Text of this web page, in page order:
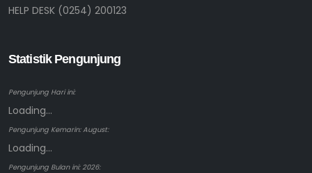
HELP DESK (0254) 200123
Statistik Pengunjung
Pengunjung Hari ini:
Loading...
Pengunjung Kemarin: August:
Loading...
Pengunjung Bulan ini: 2026: